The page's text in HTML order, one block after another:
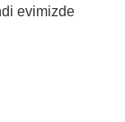
evimizde